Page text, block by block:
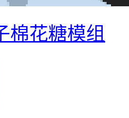
棉花糖模组